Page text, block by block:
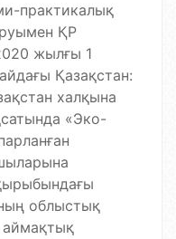
практикалық
ҚР
жылғы 1
Қазақстан:
халқына
«Эко-
облыстық